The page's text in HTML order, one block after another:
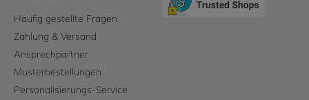
Häufig gestellte Fragen
Zahlung & Versand
Ansprechpartner
Musterbestellungen
Personalisierungs-Service